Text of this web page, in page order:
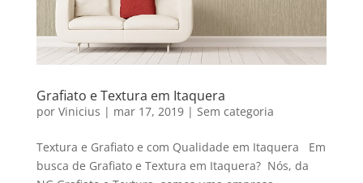
Grafiato e Textura em Itaquera
por Vinicius | mar 17, 2019| Sem categoria
Textura e Grafiato e com Qualidade em Itaquera Em
busca de Grafiato e Textura em Itaquera? Nós, da